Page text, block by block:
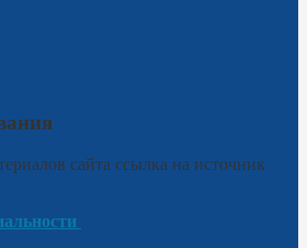
сайта ссылка на источник